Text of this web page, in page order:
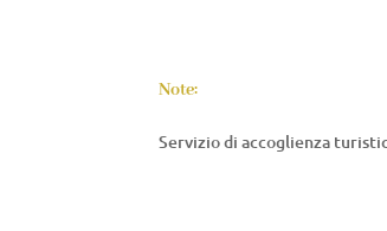
Note:
Servizio di accoglienza